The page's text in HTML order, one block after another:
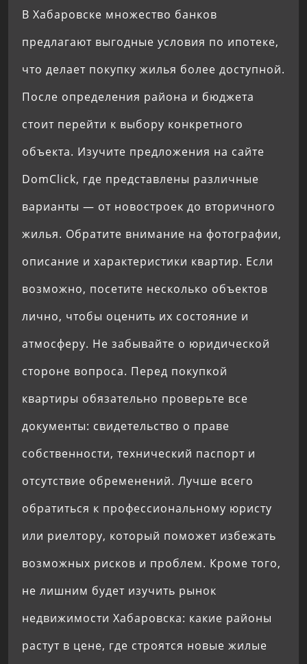
В Хабаровске множество банков
предлагают выгодные условия по ипотеке,
что делает покупку жилья более доступной.
После определения района и бюджета
стоит перейти к выбору конкретного
объекта. Изучите предложения на сайте
DomClick, где представлены различные
варианты — от новостроек до вторичного
жилья. Обратите внимание на фотографии,
описание и характеристики квартир. Если
возможно, посетите несколько объектов
лично, чтобы оценить их состояние и
атмосферу. Не забывайте о юридической
стороне вопроса. Перед покупкой
квартиры обязательно проверьте все
документы: свидетельство о праве
собственности, технический паспорт и
отсутствие обременений. Лучше всего
обратиться к профессиональному юристу
или риелтору, который поможет избежать
возможных рисков и проблем. Кроме того,
не лишним будет изучить рынок
недвижимости Хабаровска: какие районы
растут в цене, где строятся новые жилые